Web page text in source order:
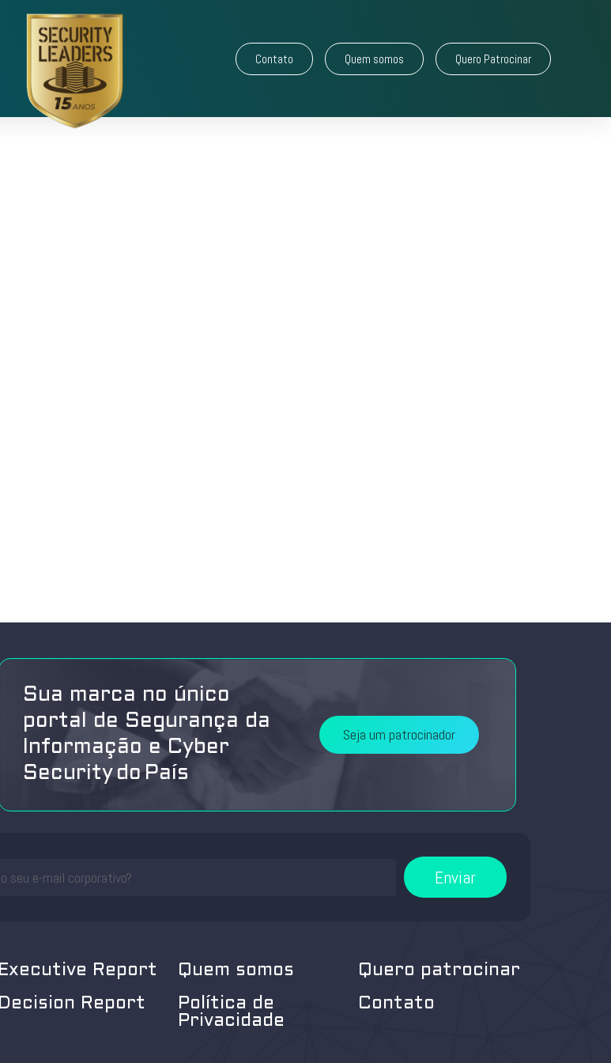
Contato Quem somos Quero Patrocinar
Sua marca no único
portal de Segurança da
Informação e Cyber
Security do País
Seja um patrocinador
Enviar
Executive Report
Decision Report
Quem somos
Política de
Privacidade
Quero patrocinar
Contato